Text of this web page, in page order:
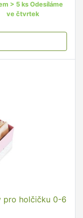
> 5 ks Odesíláme
ve čtvrtek
pro holčičku 0-6